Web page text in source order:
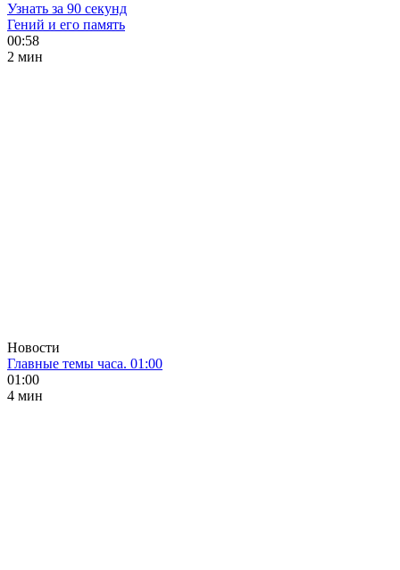
Узнать за 90 секунд
Гений и его память
00:58
2 мин
Новости
Главные темы часа. 01:00
01:00
4 мин